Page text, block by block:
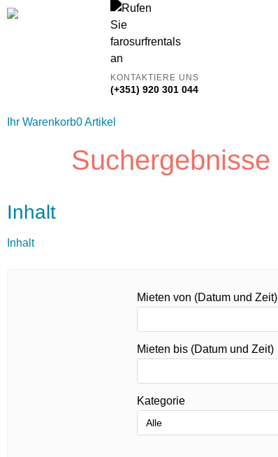
KONTAKTIERE UNS
(+351) 920 301 044
Ihr Warenkorb0 Artikel
Suchergebnisse
Inhalt
Inhalt
Mieten von (Datum und Zeit)
Mieten bis (Datum und Zeit)
Kategorie